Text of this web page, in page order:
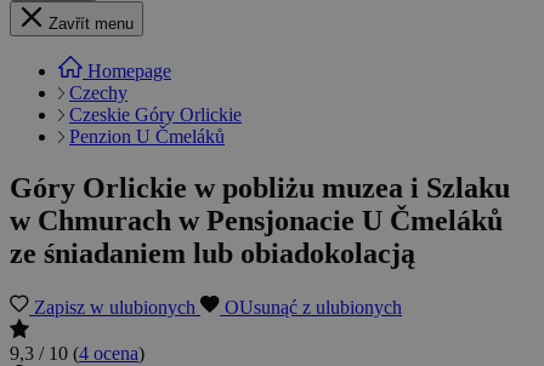
Zavřít menu
Homepage
Czechy
Czeskie Góry Orlickie
Penzion U Čmeláků
Góry Orlickie w pobliżu muzea i Szlaku
w Chmurach w Pensjonacie U Čmeláků
ze śniadaniem lub obiadokolacją
Zapisz w ulubionych OUsunąć z ulubionych
9,3 / 10 (4 ocena)